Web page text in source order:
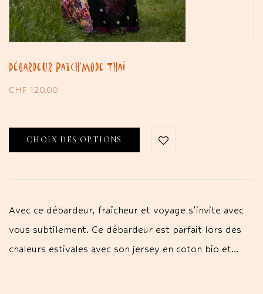
Débardeur Patch’Mode Thaï
CHF 120.00
CHOIX DES OPTIONS
Avec ce débardeur, fraîcheur et voyage s’invite avec
vous subtilement. Ce débardeur est parfait lors des
chaleurs estivales avec son jersey en coton bio et…